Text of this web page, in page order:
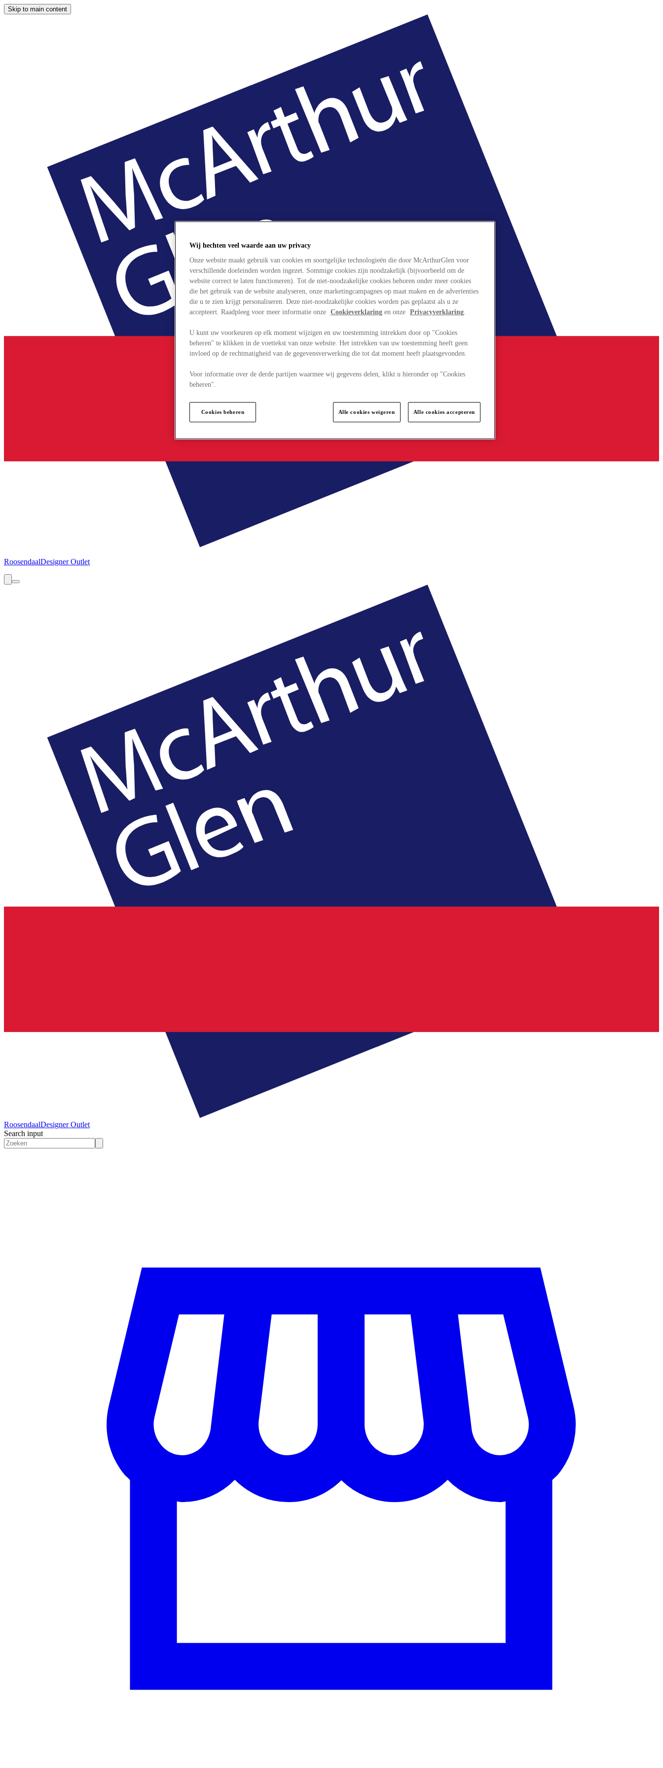
Skip to main content
RoosendaalDesigner Outlet
RoosendaalDesigner Outlet
Search input
Wij hechten veel waarde aan uw privacy
Onze website maakt gebruik van cookies en soortgelijke technologieën die door McArthurGlen voor
verschillende doeleinden worden ingezet. Sommige cookies zijn noodzakelijk (bijvoorbeeld om de
website correct te laten functioneren). Tot de niet-noodzakelijke cookies behoren onder meer cookies
die het gebruik van de website analyseren, onze marketingcampagnes op maat maken en de advertenties
die u te zien krijgt personaliseren. Deze niet-noodzakelijke cookies worden pas geplaatst als u ze
accepteert. Raadpleeg voor meer informatie onze Cookieverklaring en onze Privacyverklaring.
U kunt uw voorkeuren op elk moment wijzigen en uw toestemming intrekken door op "Cookies
beheren" te klikken in de voettekst van onze website. Het intrekken van uw toestemming heeft geen
invloed op de rechtmatigheid van de gegevensverwerking die tot dat moment heeft plaatsgevonden.
Voor informatie over de derde partijen waarmee wij gegevens delen, klikt u hieronder op "Cookies
beheren".
Cookies beheren Alle cookies weigeren Alle cookies accepteren